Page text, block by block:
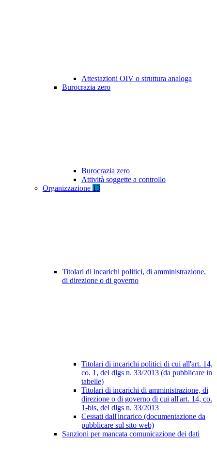
Attestazioni OIV o struttura analoga
Burocrazia zero
Burocrazia zero
Attività soggette a controllo
Organizzazione 13
Titolari di incarichi politici, di amministrazione,
di direzione o di governo
Titolari di incarichi politici di cui all'art. 14,
co. 1, del dlgs n. 33/2013 (da pubblicare in
tabelle)
Titolari di incarichi di amministrazione, di
direzione o di governo di cui all'art. 14, co.
1-bis, del dlgs n. 33/2013
Cessati dall'incarico (documentazione da
pubblicare sul sito web)
Sanzioni per mancata comunicazione dei dati